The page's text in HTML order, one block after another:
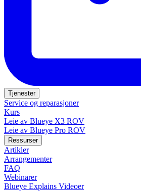
Tjenester
Service og reparasjoner
Kurs
Leie av Blueye X3 ROV
Leie av Blueye Pro ROV
Ressurser
Artikler
Arrangementer
FAQ
Webinarer
Blueye Explains Videoer